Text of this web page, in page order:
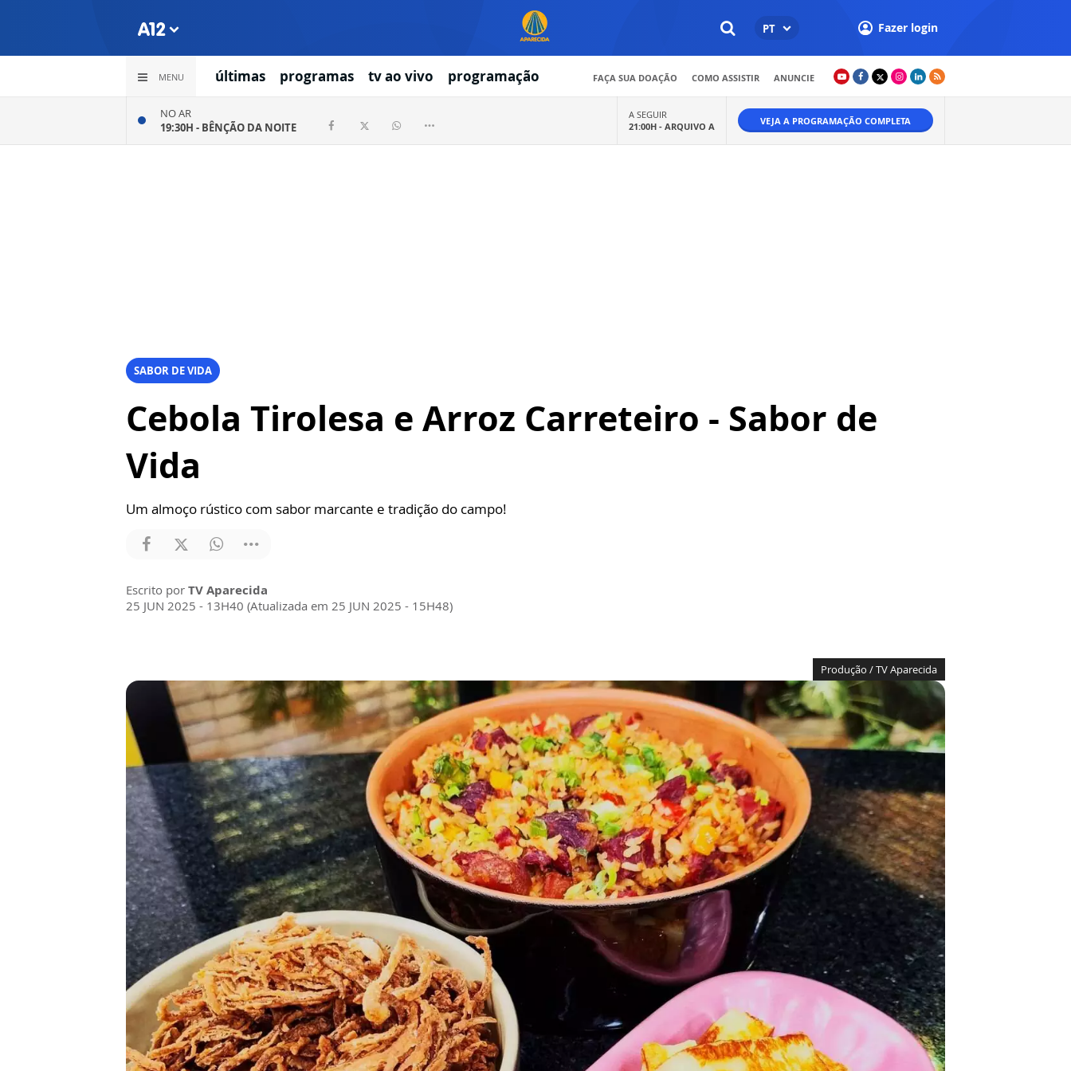
PT Fazer login
MENU últimas programas tv ao vivo programação FAÇA SUA DOAÇÃO COMO ASSISTIR ANUNCIE
NO AR
19:30H - BÊNÇÃO DA NOITE
A SEGUIR
21:00H - ARQUIVO A VEJA A PROGRAMAÇÃO COMPLETA
SABOR DE VIDA
Cebola Tirolesa e Arroz Carreteiro - Sabor de
Vida
Um almoço rústico com sabor marcante e tradição do campo!
Escrito por TV Aparecida
25 JUN 2025 - 13H40 (Atualizada em 25 JUN 2025 - 15H48)
Produção / TV Aparecida